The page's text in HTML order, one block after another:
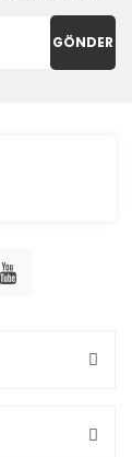
GÖNDER